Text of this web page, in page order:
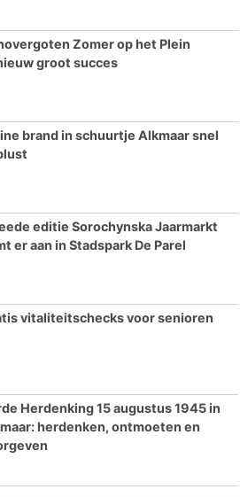
Zomer op het Plein
groot succes
brand in schuurtje Alkmaar snel
editie Sorochynska Jaarmarkt
er aan in Stadspark De Parel
vitaliteitschecks voor senioren
Herdenking 15 augustus 1945 in
herdenken, ontmoeten en